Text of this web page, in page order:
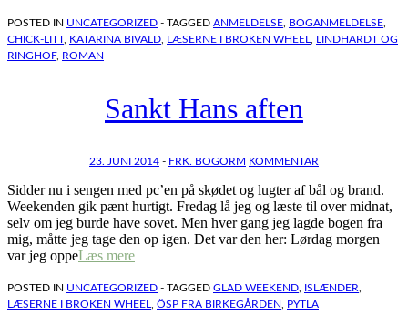
POSTED IN UNCATEGORIZED - TAGGED ANMELDELSE BOGANMELDELSE
CHICK-LITT, KATARINA BIVALD LÆSERNE I BROKEN WHEEL
LINDHARDT OG
RINGHOF, ROMAN
Sankt Hans aften
23. JUNI 2014 - FRK. BOGORM KOMMENTAR
Sidder nu i sengen med pc’en på skødet og lugter af bål og brand.
Weekenden gik pænt hurtigt. Fredag lå jeg og læste til over midnat,
selv om jeg burde have sovet. Men hver gang jeg lagde bogen fra
mig, måtte jeg tage den op igen. Det var den her: Lørdag morgen
var jeg oppeLæs mere
POSTED IN UNCATEGORIZED - TAGGED GLAD WEEKEND ISLÆNDER
LÆSERNE I BROKEN WHEEL
ÖSP FRA BIRKEGÅRDEN PYTLA